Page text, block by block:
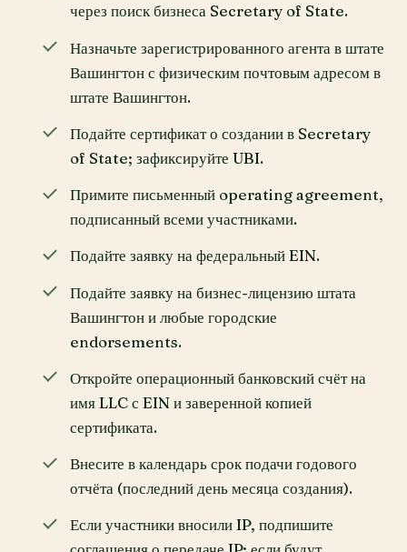
через поиск бизнеса Secretary of State.
Назначьте зарегистрированного агента в штате
Вашингтон с физическим почтовым адресом в
штате Вашингтон.
Подайте сертификат о создании в Secretary
of State; зафиксируйте UBI.
Примите письменный operating agreement,
подписанный всеми участниками.
Подайте заявку на федеральный EIN.
Подайте заявку на бизнес-лицензию штата
Вашингтон и любые городские
endorsements.
Откройте операционный банковский счёт на
имя LLC с EIN и заверенной копией
сертификата.
Внесите в календарь срок подачи годового
отчёта (последний день месяца создания).
Если участники вносили IP, подпишите